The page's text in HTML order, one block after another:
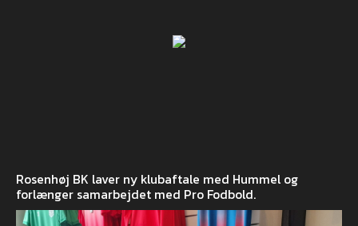
Rosenhøj BK laver ny klubaftale med Hummel og
forlænger samarbejdet med Pro Fodbold.